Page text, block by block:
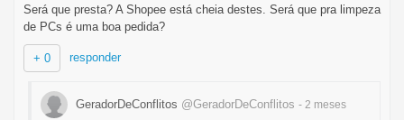
Será que presta? A Shopee está cheia destes. Será que pra limpeza
de PCs é uma boa pedida?
+ 0 responder
GeradorDeConflitos @GeradorDeConflitos - 2 meses